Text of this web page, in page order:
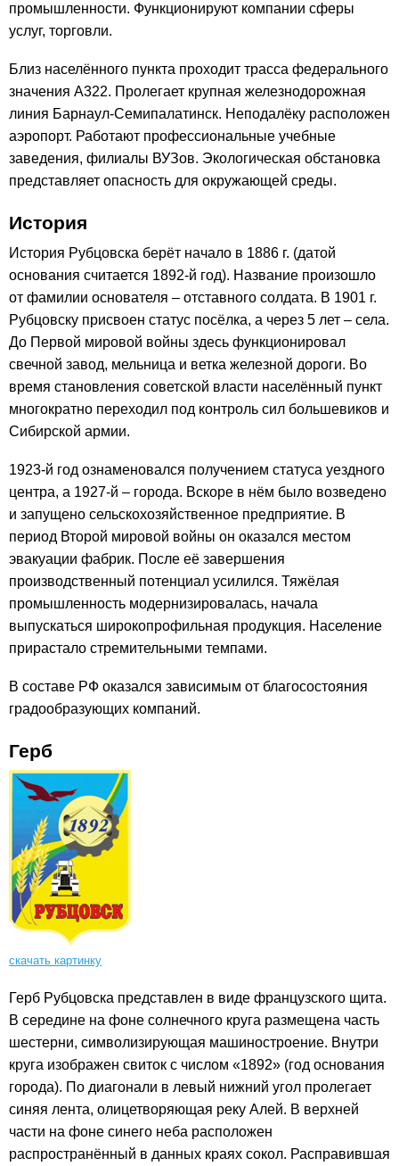
промышленности. Функционируют компании сферы
услуг, торговли.
Близ населённого пункта проходит трасса федерального
значения А322. Пролегает крупная железнодорожная
линия Барнаул-Семипалатинск. Неподалёку расположен
аэропорт. Работают профессиональные учебные
заведения, филиалы ВУЗов. Экологическая обстановка
представляет опасность для окружающей среды.
История
История Рубцовска берёт начало в 1886 г. (датой
основания считается 1892-й год). Название произошло
от фамилии основателя – отставного солдата. В 1901 г.
Рубцовску присвоен статус посёлка, а через 5 лет – села.
До Первой мировой войны здесь функционировал
свечной завод, мельница и ветка железной дороги. Во
время становления советской власти населённый пункт
многократно переходил под контроль сил большевиков и
Сибирской армии.
1923-й год ознаменовался получением статуса уездного
центра, а 1927-й – города. Вскоре в нём было возведено
и запущено сельскохозяйственное предприятие. В
период Второй мировой войны он оказался местом
эвакуации фабрик. После её завершения
производственный потенциал усилился. Тяжёлая
промышленность модернизировалась, начала
выпускаться широкопрофильная продукция. Население
прирастало стремительными темпами.
В составе РФ оказался зависимым от благосостояния
градообразующих компаний.
Герб
скачать картинку
Герб Рубцовска представлен в виде французского щита.
В середине на фоне солнечного круга размещена часть
шестерни, символизирующая машиностроение. Внутри
круга изображен свиток с числом «1892» (год основания
города). По диагонали в левый нижний угол пролегает
синяя лента, олицетворяющая реку Алей. В верхней
части на фоне синего неба расположен
распространённый в данных краях сокол. Расправившая